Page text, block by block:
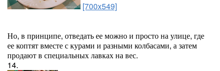
[700x549]
Но, в принципе, отведать ее можно и просто на улице, где
ее коптят вместе с курами и разными колбасами, а затем
продают в специальных лавках на вес.
14.